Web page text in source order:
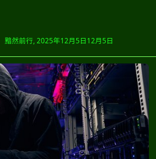
黯然前行 2025年12月5日 12月5日